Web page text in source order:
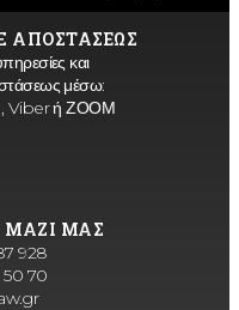
ΑΠΟΣΤΑΣΕΩΣ
και
μέσω:
Viber ή ΖΟΟΜ
ΜΑΖΙ ΜΑΣ
928
50 70